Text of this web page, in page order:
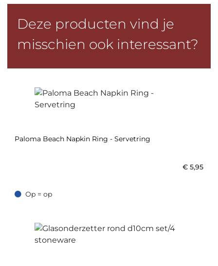
Deze producten vind je
misschien ook interessant?
Paloma Beach Napkin Ring - Servetring
€ 5,95
Op = op
Op = op